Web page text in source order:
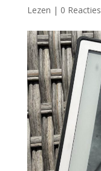
Lezen | 0 Reacties